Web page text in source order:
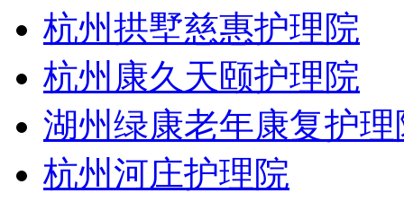
杭州拱墅慈惠护理院
杭州康久天颐护理院
湖州绿康老年康复护理
杭州河庄护理院